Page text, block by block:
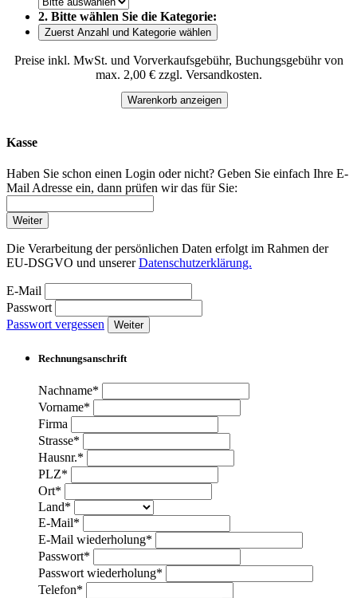
2. Bitte wählen Sie die Kategorie:
Zuerst Anzahl und Kategorie wählen
Preise inkl. MwSt. und Vorverkaufsgebühr, Buchungsgebühr von
max. 2,00 € zzgl. Versandkosten.
Warenkorb anzeigen
Kasse
Haben Sie schon einen Login oder nicht? Geben Sie einfach Ihre E-
Mail Adresse ein, dann prüfen wir das für Sie:
Weiter
Die Verarbeitung der persönlichen Daten erfolgt im Rahmen der
EU-DSGVO und unsererDatenschutzerklärung.
E-Mail
Passwort
Passwort vergessen
Weiter
Rechnungsanschrift
Nachname*
Vorname*
Firma
Strasse*
Hausnr.*
PLZ*
Ort*
Land*
E-Mail*
E-Mail wiederholung*
Passwort*
Passwort wiederholung*
Telefon*